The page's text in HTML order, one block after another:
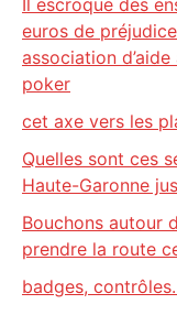
Il escroque des
euros de
association
poker
cet axe vers les
Quelles sont ces
Haute-Garonne
Bouchons autour
prendre la route
badges,